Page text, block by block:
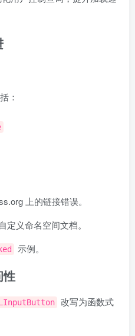
：
上的链接错误。
定义命名空间文档。
示例。
性
改写为函数式